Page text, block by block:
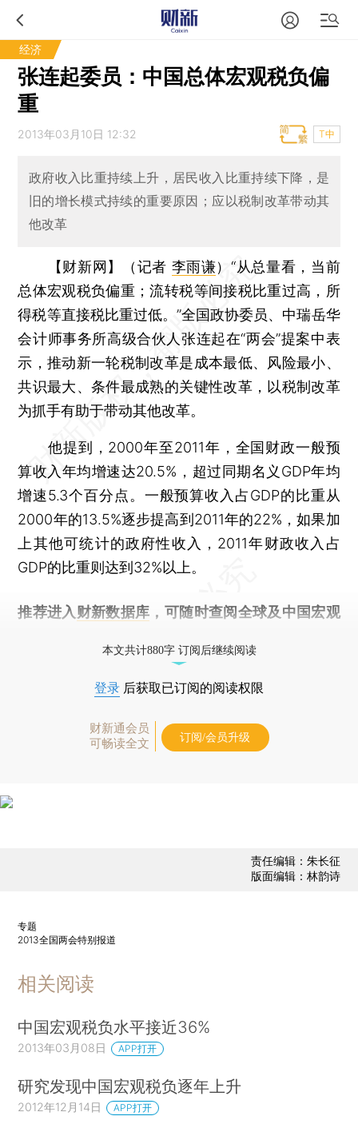
经济
张连起委员：中国总体宏观税负偏
重
2013年03月10日 12:32 T中
政府收入比重持续上升，居民收入比重持续下降，是
旧的增长模式持续的重要原因；应以税制改革带动其
他改革
【财新网】（记者 李雨谦）“从总量看，当前
总体宏观税负偏重；流转税等间接税比重过高，所
得税等直接税比重过低。”全国政协委员、中瑞岳华
会计师事务所高级合伙人张连起在“两会”提案中表
示，推动新一轮税制改革是成本最低、风险最小、
共识最大、条件最成熟的关键性改革，以税制改革
为抓手有助于带动其他改革。
他提到，2000年至2011年，全国财政一般预
算收入年均增速达20.5%，超过同期名义GDP年均
增速5.3个百分点。一般预算收入占GDP的比重从
2000年的13.5%逐步提高到2011年的22%，如果加
上其他可统计的政府性收入，2011年财政收入占
GDP的比重则达到32%以上。
推荐进入 财新数据库 ，可随时查阅全球及中国宏观
本文共计880字 订阅后继续阅读
登录 后获取已订阅的阅读权限
财新通会员
可畅读全文
订阅/会员升级
责任编辑：朱长征
版面编辑：林韵诗
专题
2013全国两会特别报道
相关阅读
中国宏观税负水平接近36%
2013年03月08日 APP打开
研究发现中国宏观税负逐年上升
2012年12月14日 APP打开